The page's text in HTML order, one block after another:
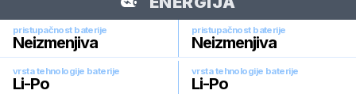
pristupačnost baterije
Neizmenjiva
pristupačnost baterije
Neizmenjiva
vrsta tehnologije baterije
Li-Po
vrsta tehnologije baterije
Li-Po